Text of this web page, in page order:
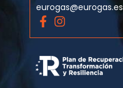
eurogas@eurogas.es
F
a
c
e
b
o
I
n
s
t
a
g